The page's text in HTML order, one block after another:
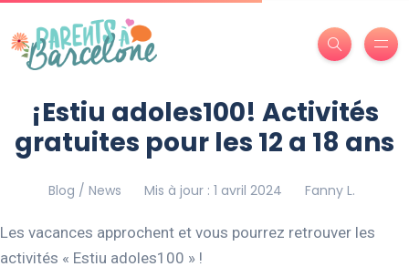
¡Estiu adoles100! Activités
gratuites pour les 12 a 18 ans
Blog / News Mis à jour : 1 avril 2024 Fanny L.
Les vacances approchent et vous pourrez retrouver les
activités « Estiu adoles100 » !